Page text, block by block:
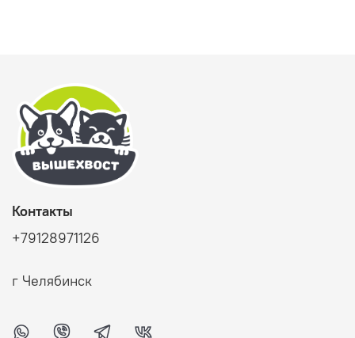
Контакты
+79128971126
г Челябинск